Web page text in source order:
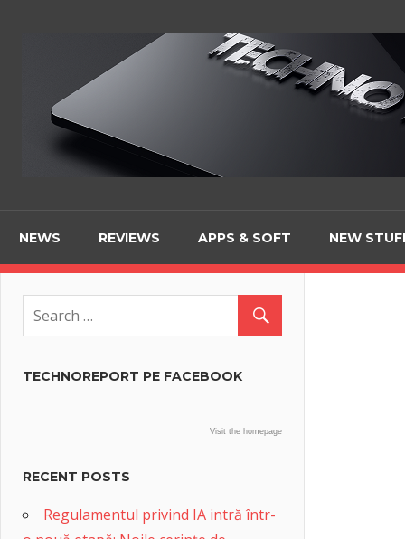
NEWS REVIEWS APPS & SOFT NEW
TECHNOREPORT PE FACEBOOK
Visit the homepage
RECENT POSTS
Regulamentul privind IA intră într-